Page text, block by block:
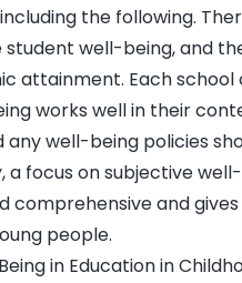
the following.
well-being, and
attainment. Each
works well in their
well-being policies
a focus on subjective
comprehensive and
people.
in Education in